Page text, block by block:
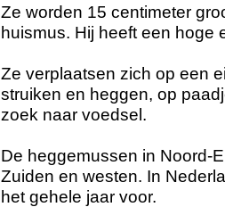
Ze worden 15 centimeter
huismus. Hij heeft een hoge
Ze verplaatsen zich op een
struiken en heggen, op
zoek naar voedsel.
De heggemussen in Noord-
Zuiden en westen. In
het gehele jaar voor.